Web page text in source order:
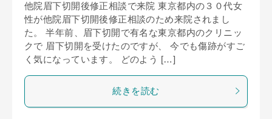
他院眉下切開後修正相談で来院 東京都内の３０代女
性が他院眉下切開後修正相談のため来院されまし
た。 半年前、眉下切開で有名な東京都内のクリニッ
クで 眉下切開を受けたのですが、 今でも傷跡がすご
く気になっています。 どのよう […]
続きを読む